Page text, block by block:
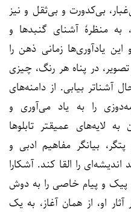
بی‌کدورت و بی‌ثقل و نیز
منظرۀ آشنای گنبدها و
یادآوری‌ها زمانی ذهن را
در پناه هر رنگ، چیزی
آشناتر بیابی. از دامنه‌های
را به یاد می‌آوری و
به لایه‌های عمیقتر تابلوها
بیانگر مفاهیم ادبی و
را القا کند. آشکارا
و پیک و پیام خاصی را به دوش
او، از همان آغاز، به یک